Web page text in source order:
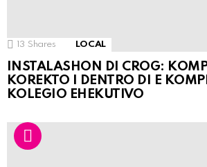
13 Shares LOCAL
INSTALASHON DI CROG:
KOREKTO I DENTRO DI E
KOLEGIO EHEKUTIVO